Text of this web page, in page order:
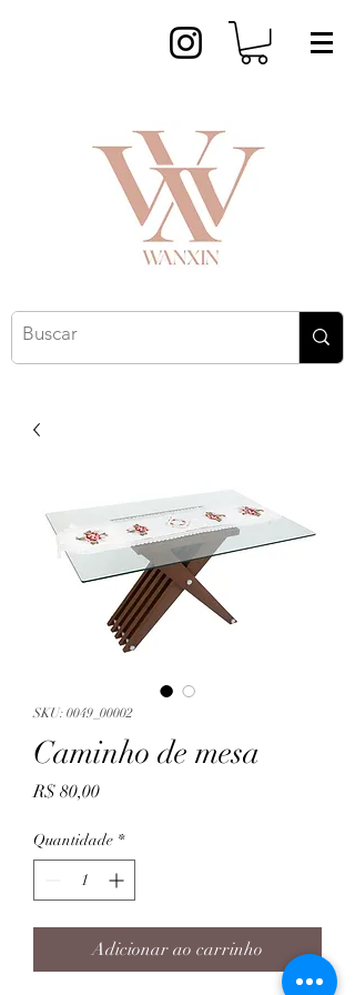
SKU: 0049_00002
Caminho de mesa
R$ 80,00Preço
Quantidade *
Adicionar ao carrinho